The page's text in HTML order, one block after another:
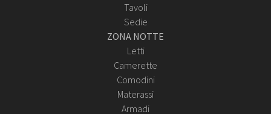
Tavoli
Sedie
ZONA NOTTE
Letti
Camerette
Comodini
Materassi
Armadi